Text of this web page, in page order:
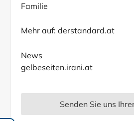
Familie
Mehr auf:derstandard.at
News
gelbeseiten.irani.at
Senden Sie uns